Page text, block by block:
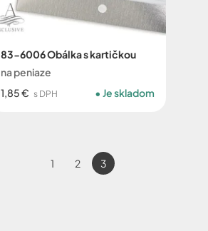
83-6006 Obálka s kartičkou
na peniaze
1,85 € s DPH Je skladom
1 2 3